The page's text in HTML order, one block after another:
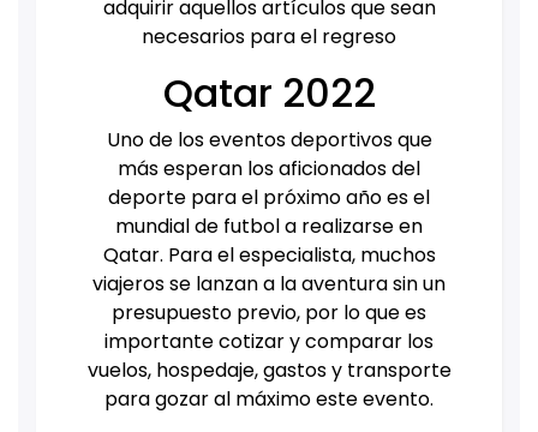
adquirir aquellos artículos que sean
necesarios para el regreso
Qatar 2022
Uno de los eventos deportivos que
más esperan los aficionados del
deporte para el próximo año es el
mundial de futbol a realizarse en
Qatar. Para el especialista, muchos
viajeros se lanzan a la aventura sin un
presupuesto previo, por lo que es
importante cotizar y comparar los
vuelos, hospedaje, gastos y transporte
para gozar al máximo este evento.